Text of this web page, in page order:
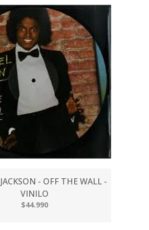
- OFF THE WALL -
VINILO
$44.990